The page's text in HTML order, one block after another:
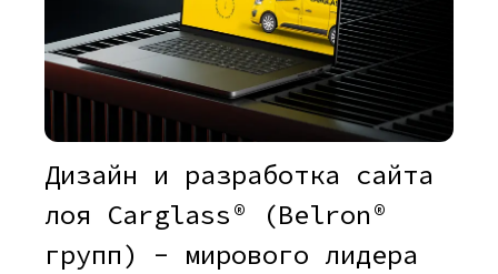
Дизайн и разработка сайта
лоя Carglass® (Belron®
групп) - мирового лидера